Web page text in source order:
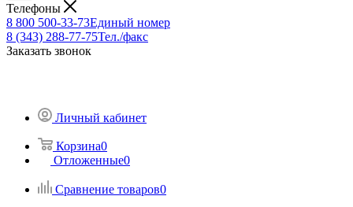
Телефоны
8 800 500-33-73Единый номер
8 (343) 288-77-75Тел./факс
Заказать звонок
Личный кабинет
Корзина0
Отложенные0
Сравнение товаров0